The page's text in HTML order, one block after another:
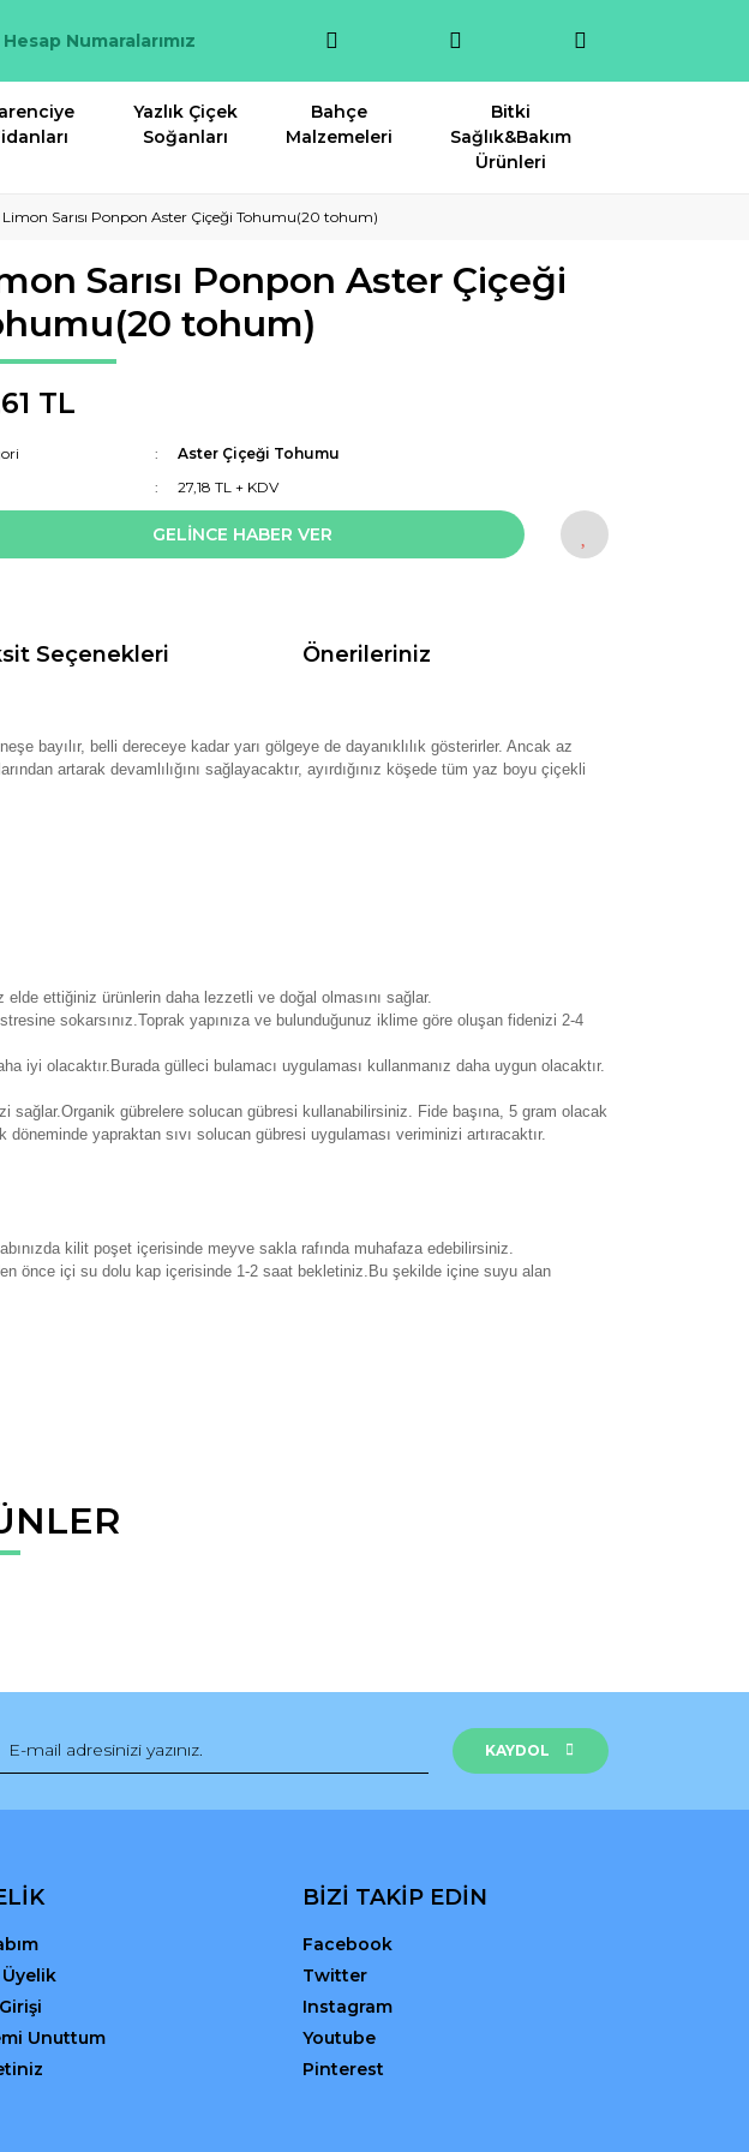
Hesap Numaralarımız
Yazlık Çiçek
Soğanları
Bahçe
Malzemeleri
Bitki
Sağlık&Bakım
Ürünleri
Limon Sarısı Ponpon Aster Çiçeği Tohumu(20 tohum)
Sarısı Ponpon Aster Çiçeği
tohum)
TL
Aster Çiçeği Tohumu
27,18 TL + KDV
GELİNCE HABER VER
Seçenekleri Önerileriniz
bayılır, belli dereceye kadar yarı gölgeye de dayanıklılık gösterirler. Ancak az
artarak devamlılığını sağlayacaktır, ayırdığınız köşede tüm yaz boyu çiçekli
ettiğiniz ürünlerin daha lezzetli ve doğal olmasını sağlar.
sokarsınız.Toprak yapınıza ve bulunduğunuz iklime göre oluşan fidenizi 2-4
iyi olacaktır.Burada gülleci bulamacı uygulaması kullanmanız daha uygun olacaktır.
sağlar.Organik gübrelere solucan gübresi kullanabilirsiniz. Fide başına, 5 gram olacak
yapraktan sıvı solucan gübresi uygulaması veriminizi artıracaktır.
kilit poşet içerisinde meyve sakla rafında muhafaza edebilirsiniz.
önce içi su dolu kap içerisinde 1-2 saat bekletiniz.Bu şekilde içine suyu alan
yapın!
öneri formunu kullanarak tarafımıza iletebilirsiniz.
KAYDOL
Unuttum
BİZİ TAKİP EDİN
Facebook
Twitter
Instagram
Youtube
Pinterest